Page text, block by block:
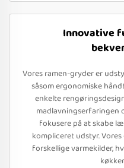
Innovative
Vores ramen-gryder er
såsom ergonomiske
enkelte
madlavningserfaringen
fokusere på at skabe
kompliceret udstyr.
forskellige varmekilder,